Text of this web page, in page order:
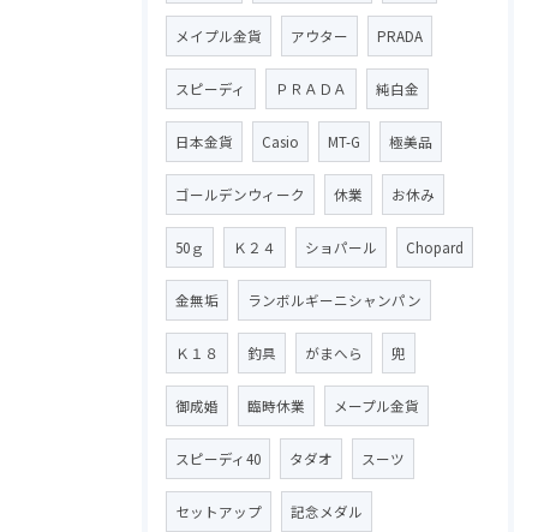
メイプル金貨 アウター PRADA
スピーディ ＰＲＡＤＡ 純白金
日本金貨 Casio MT-G 極美品
ゴールデンウィーク 休業 お休み
50ｇ Ｋ２４ ショパール Chopard
金無垢 ランボルギーニシャンパン
Ｋ１８ 釣具 がまへら 兜
御成婚 臨時休業 メープル金貨
スピーディ40 タダオ スーツ
セットアップ 記念メダル